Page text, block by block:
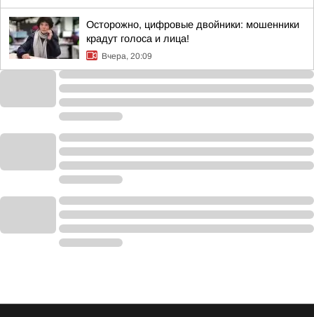
Осторожно, цифровые двойники: мошенники
крадут голоса и лица!
Вчера, 20:09